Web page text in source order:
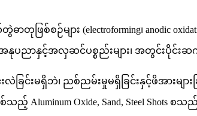
စ်စဉ်များ (electroforming၊ anodic
ာနှင့်အလှဆင်ပစ္စည်းများ၊ အတွင်းပိုင်းဆက်စ
ြင်းမရှိဘဲ၊ ညစ်ညမ်းမှုမရှိခြင်းနှင့်ဖိအားမ
Oxide, Sand, Steel